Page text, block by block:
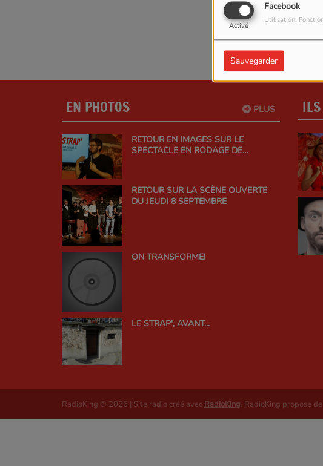
Facebook
Activé
Utilisation:
Sauvegarder
PLUS
EN PHOTOS
RETOUR EN IMAGES SUR LE
SPECTACLE EN RODAGE DE
RETOUR SUR LA SCÈNE OUVERTE
DU JEUDI 8 SEPTEMBRE
ON TRANSFORME!
LE STRAP', AVANT...
RadioKing © 2026 | Site radio créé avec RadioKing. RadioKing propose de